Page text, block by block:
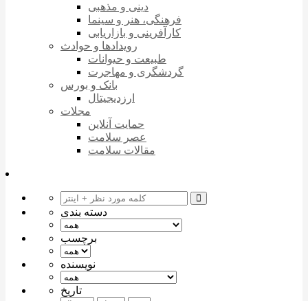
دینی و مذهبی
فرهنگی، هنر و سینما
کارآفرینی و بازاریابی
رویدادها و حوادث
طبیعت و حیوانات
گردشگری و مهاجرت
بانک و بورس
ارزدیجیتال
مجلات
حمایت آنلاین
عصر سلامت
مقالات سلامت
دسته بندی
برچسب
نویسنده
تاریخ